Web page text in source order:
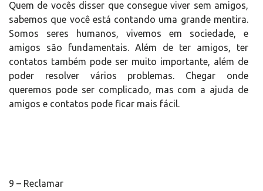
Quem de vocês disser que consegue viver sem amigos,
sabemos que você está contando uma grande mentira.
Somos seres humanos, vivemos em sociedade, e
amigos são fundamentais. Além de ter amigos, ter
contatos também pode ser muito importante, além de
poder resolver vários problemas. Chegar onde
queremos pode ser complicado, mas com a ajuda de
amigos e contatos pode ficar mais fácil.
9 – Reclamar